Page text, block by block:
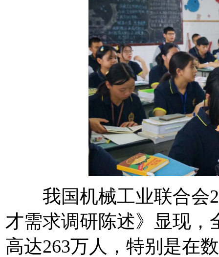
我国机械工业联合会
才需求调研陈述》显现，
高达263万人，特别是在